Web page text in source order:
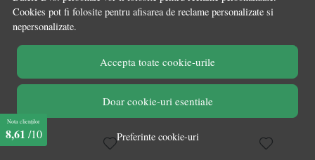
Cookies pot fi folosite pentru afisarea de reclame personalizate si
nepersonalizate.
Accepta toate cookie-urile
Doar cookie-uri esentiale
Preferinte cookie-uri
Nota clienților
8,61 /10